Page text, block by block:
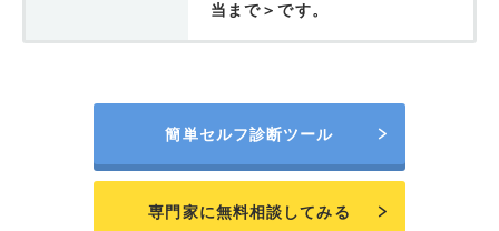
当まで＞です。
簡単セルフ診断ツール
専門家に無料相談してみる